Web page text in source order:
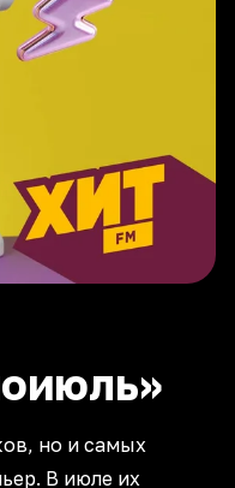
но и самых
В июле их